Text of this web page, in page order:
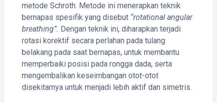
metode Schroth. Metode ini menerapkan teknik
bernapas spesifik yang disebut “rotational angular
breathing”. Dengan teknik ini, diharapkan terjadi
rotasi korektif secara perlahan pada tulang
belakang pada saat bernapas, untuk membantu
memperbaiki posisi pada rongga dada, serta
mengembalikan keseimbangan otot-otot
disekitarnya untuk menjadi lebih aktif dan simetris.